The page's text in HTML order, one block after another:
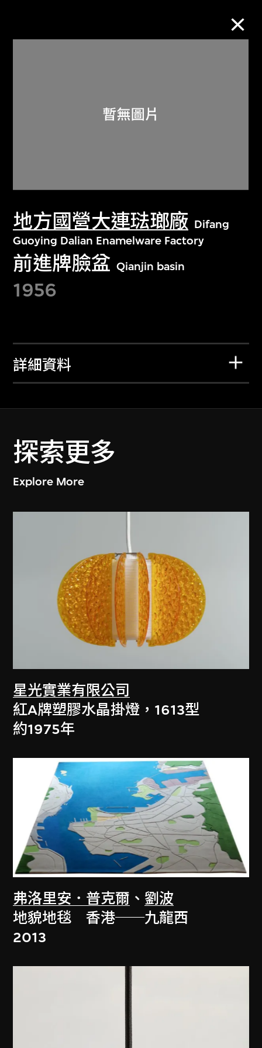
地方國營大連琺瑯廠 Difang
Guoying Dalian Enamelware Factory
前進牌臉盆 Qianjin basin
1956
詳細資料
探索更多
Explore More
星光實業有限公司
紅A牌塑膠水晶掛燈，1613型
約1975年
弗洛里安．普克爾 、 劉波
地貌地毯 香港──九龍西
2013
關於M+藏品
探索世界頂級的二十及二十一世紀視覺
文化藏品。